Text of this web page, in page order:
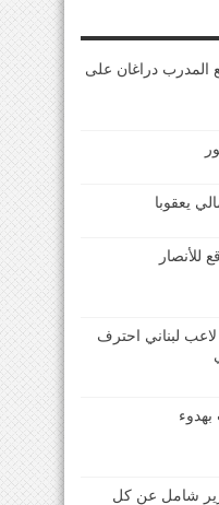
المدرب دراغان على
يعقوبا
للأنصار
لبناني احترف
شامل عن كل